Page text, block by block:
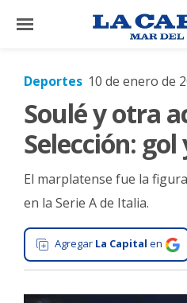
×
El
País
Mundo
La
Zona
Cultura
Deportes 10 de enero de
Soulé y otra
Selección:
El marplatense fue la
en la Serie A de Italia.
Agregar La Capital en